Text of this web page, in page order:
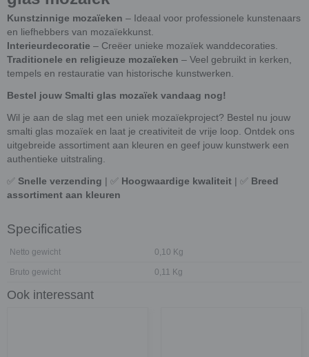
Kunstzinnige mozaïeken – Ideaal voor professionele kunstenaars
en liefhebbers van mozaïekkunst.
Interieurdecoratie – Creëer unieke mozaïek wanddecoraties.
Traditionele en religieuze mozaïeken – Veel gebruikt in kerken,
tempels en restauratie van historische kunstwerken.
Bestel jouw Smalti glas mozaïek vandaag nog!
Wil je aan de slag met een uniek mozaïekproject? Bestel nu jouw
smalti glas mozaïek en laat je creativiteit de vrije loop. Ontdek ons
uitgebreide assortiment aan kleuren en geef jouw kunstwerk een
authentieke uitstraling.
✅ Snelle verzending | ✅ Hoogwaardige kwaliteit | ✅ Breed
assortiment aan kleuren
Specificaties
Netto gewicht 0,10 Kg
Bruto gewicht 0,11 Kg
Ook interessant